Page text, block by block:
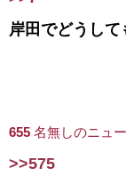
岸田でどうして
655 名無しのニュ
>>575